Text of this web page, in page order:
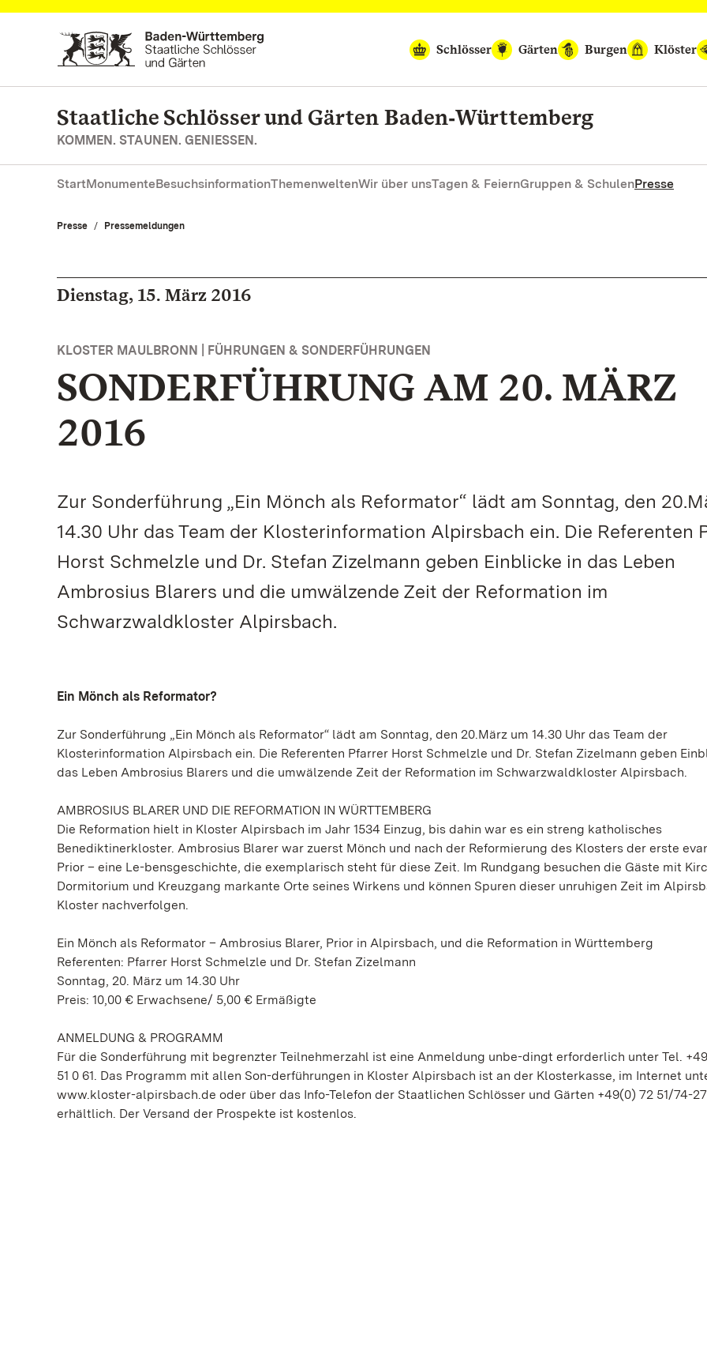
Zum Hauptinhalt springen
Schlösser
Gärten Burgen Klöster
Staatliche Schlösser und Gärten Baden‑Württemberg
KOMMEN. STAUNEN. GENIESSEN.
StartMonumenteBesuchsinformationThemenweltenWir über unsTagen & FeiernGruppen & SchulenPresse
Presse Pressemeldungen
Dienstag, 15. März 2016
KLOSTER MAULBRONN | FÜHRUNGEN & SONDERFÜHRUNGEN
SONDERFÜHRUNG AM 20. MÄRZ
2016
Zur Sonderführung „Ein Mönch als Reformator“ lädt am Sonntag, den
14.30 Uhr das Team der Klosterinformation Alpirsbach ein. Die Referenten
Horst Schmelzle und Dr. Stefan Zizelmann geben Einblicke in das Leben
Ambrosius Blarers und die umwälzende Zeit der Reformation im
Schwarzwaldkloster Alpirsbach.
Ein Mönch als Reformator?
Zur Sonderführung „Ein Mönch als Reformator“ lädt am Sonntag, den 20.März um 14.30 Uhr das Team der
Klosterinformation Alpirsbach ein. Die Referenten Pfarrer Horst Schmelzle und Dr. Stefan Zizelmann geben
das Leben Ambrosius Blarers und die umwälzende Zeit der Reformation im Schwarzwaldkloster Alpirsbach.
AMBROSIUS BLARER UND DIE REFORMATION IN WÜRTTEMBERG
Die Reformation hielt in Kloster Alpirsbach im Jahr 1534 Einzug, bis dahin war es ein streng katholisches
Benediktinerkloster. Ambrosius Blarer war zuerst Mönch und nach der Reformierung des Klosters der erste
Prior – eine Le-bensgeschichte, die exemplarisch steht für diese Zeit. Im Rundgang besuchen die Gäste mit
Dormitorium und Kreuzgang markante Orte seines Wirkens und können Spuren dieser unruhigen Zeit im
Kloster nachverfolgen.
Ein Mönch als Reformator – Ambrosius Blarer, Prior in Alpirsbach, und die Reformation in Württemberg
Referenten: Pfarrer Horst Schmelzle und Dr. Stefan Zizelmann
Sonntag, 20. März um 14.30 Uhr
Preis: 10,00 € Erwachsene/ 5,00 € Ermäßigte
ANMELDUNG & PROGRAMM
Für die Sonderführung mit begrenzter Teilnehmerzahl ist eine Anmeldung unbe-dingt erforderlich unter Tel.
51 0 61. Das Programm mit allen Son-derführungen in Kloster Alpirsbach ist an der Klosterkasse, im Internet
www.kloster-alpirsbach.de oder über das Info-Telefon der Staatlichen Schlösser und Gärten +49(0) 72 51/74-
erhältlich. Der Versand der Prospekte ist kostenlos.